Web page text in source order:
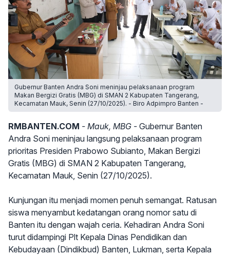
Gubernur Banten Andra Soni meninjau pelaksanaan program
Makan Bergizi Gratis (MBG) di SMAN 2 Kabupaten Tangerang,
Kecamatan Mauk, Senin (27/10/2025). - Biro Adpimpro Banten -
RMBANTEN.COM - Mauk, MBG - Gubernur Banten
Andra Soni meninjau langsung pelaksanaan program
prioritas Presiden Prabowo Subianto, Makan Bergizi
Gratis (MBG) di SMAN 2 Kabupaten Tangerang,
Kecamatan Mauk, Senin (27/10/2025).
Kunjungan itu menjadi momen penuh semangat. Ratusan
siswa menyambut kedatangan orang nomor satu di
Banten itu dengan wajah ceria. Kehadiran Andra Soni
turut didampingi Plt Kepala Dinas Pendidikan dan
Kebudayaan (Dindikbud) Banten, Lukman, serta Kepala